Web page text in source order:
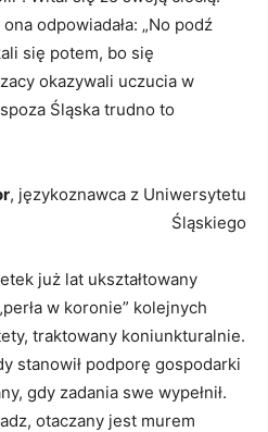
odpowiadała: „No podź
się potem, bo się
okazywali uczucia w
Śląska trudno to
, językoznawca z Uniwersytetu
Śląskiego
już lat ukształtowany
w koronie” kolejnych
traktowany koniunkturalnie.
stanowił podporę gospodarki
gdy zadania swe wypełnił.
otaczany jest murem